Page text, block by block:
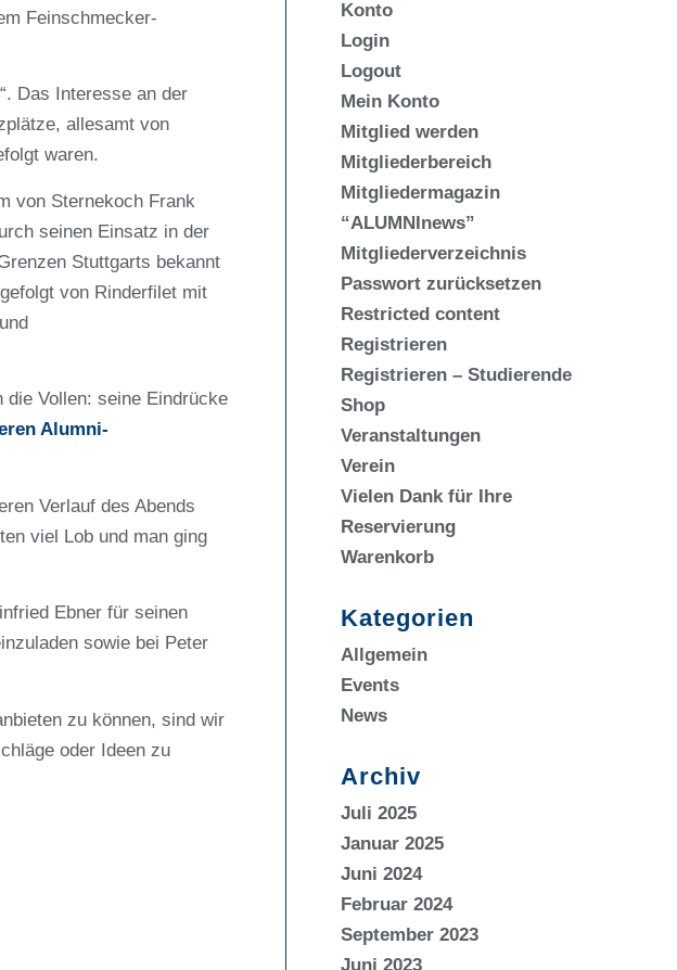
Feinschmecker-
“. Das Interesse an der
allesamt von
waren.
von Sternekoch Frank
seinen Einsatz in der
Stuttgarts bekannt
von Rinderfilet mit
und
Vollen: seine Eindrücke
Alumni-
Verlauf des Abends
viel Lob und man ging
Ebner für seinen
sowie bei Peter
zu können, sind wir
oder Ideen zu
Konto
Login
Logout
Mein Konto
Mitglied werden
Mitgliederbereich
Mitgliedermagazin
“ALUMNInews”
Mitgliederverzeichnis
Passwort zurücksetzen
Restricted content
Registrieren
Registrieren – Studierende
Shop
Veranstaltungen
Verein
Vielen Dank für Ihre
Reservierung
Warenkorb
Kategorien
Allgemein
Events
News
Archiv
Juli 2025
Januar 2025
Juni 2024
Februar 2024
September 2023
Juni 2023